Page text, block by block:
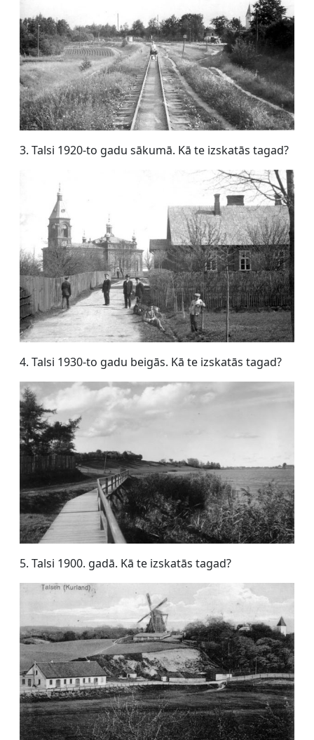
3. Talsi 1920-to gadu sākumā. Kā te izskatās tagad?
4. Talsi 1930-to gadu beigās. Kā te izskatās tagad?
5. Talsi 1900. gadā. Kā te izskatās tagad?